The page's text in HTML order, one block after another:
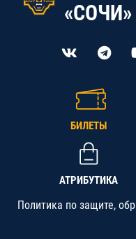
«СОЧИ»
БИЛЕТЫ
АТРИБУТИКА
Политика по защите,